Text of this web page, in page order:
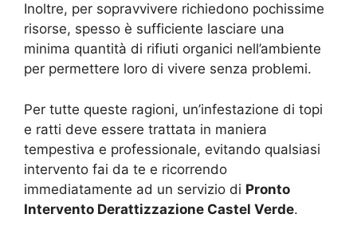
Inoltre, per sopravvivere richiedono pochissime
risorse, spesso è sufficiente lasciare una
minima quantità di rifiuti organici nell’ambiente
per permettere loro di vivere senza problemi.
Per tutte queste ragioni, un’infestazione di topi
e ratti deve essere trattata in maniera
tempestiva e professionale, evitando qualsiasi
intervento fai da te e ricorrendo
immediatamente ad un servizio di Pronto
Intervento Derattizzazione Castel Verde.